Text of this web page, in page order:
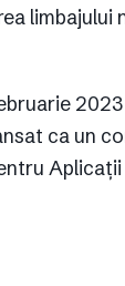
limbajului
ca un
Aplicații